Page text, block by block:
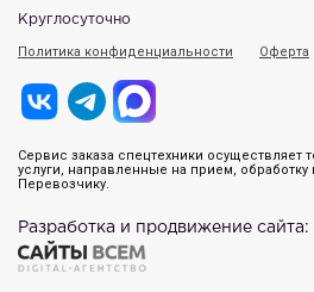
Круглосуточно
Политика конфиденциальности Оферта
Сервис заказа спецтехники
услуги, направленные на прием, обработку
Перевозчику.
Разработка и продвижение сайта: